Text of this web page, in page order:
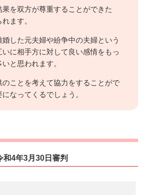
果を双方が尊重することができた
ます。
した元夫婦や紛争中の夫婦という
いに相手方に対して良い感情をもっ
と思われます。
のことを考えて協力をすることがで
なってくるでしょう。
和4年3月30日審判